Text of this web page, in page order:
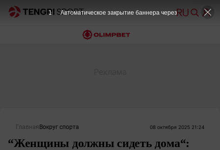
Главная Вокруг спорта 08 октября 2025 21:24
“Женщины должны сидеть дома“:
1 Автоматическое закрытие баннера через